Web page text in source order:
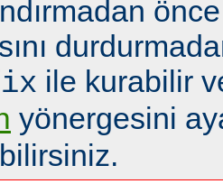
ile kurabilir
yönergesini